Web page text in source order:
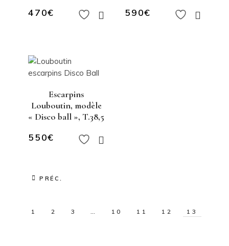
470€ 590€
Escarpins
Louboutin, modèle
« Disco ball », T.38,5
550€
PRÉC.
1 2 3 … 10 11 12 13